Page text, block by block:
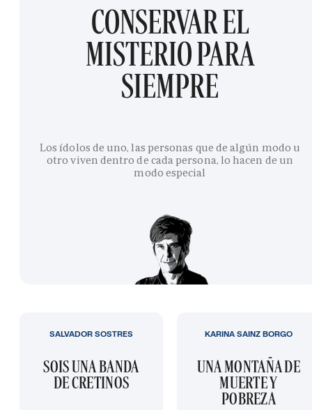
CONSERVAR EL
MISTERIO PARA
SIEMPRE
Los ídolos de uno, las personas que de algún modo u
otro viven dentro de cada persona, lo hacen de un
modo especial
SOIS UNA BANDA
DE CRETINOS
SALVADOR SOSTRES
UNA MONTAÑA DE
MUERTE Y
POBREZA
KARINA SAINZ BORGO